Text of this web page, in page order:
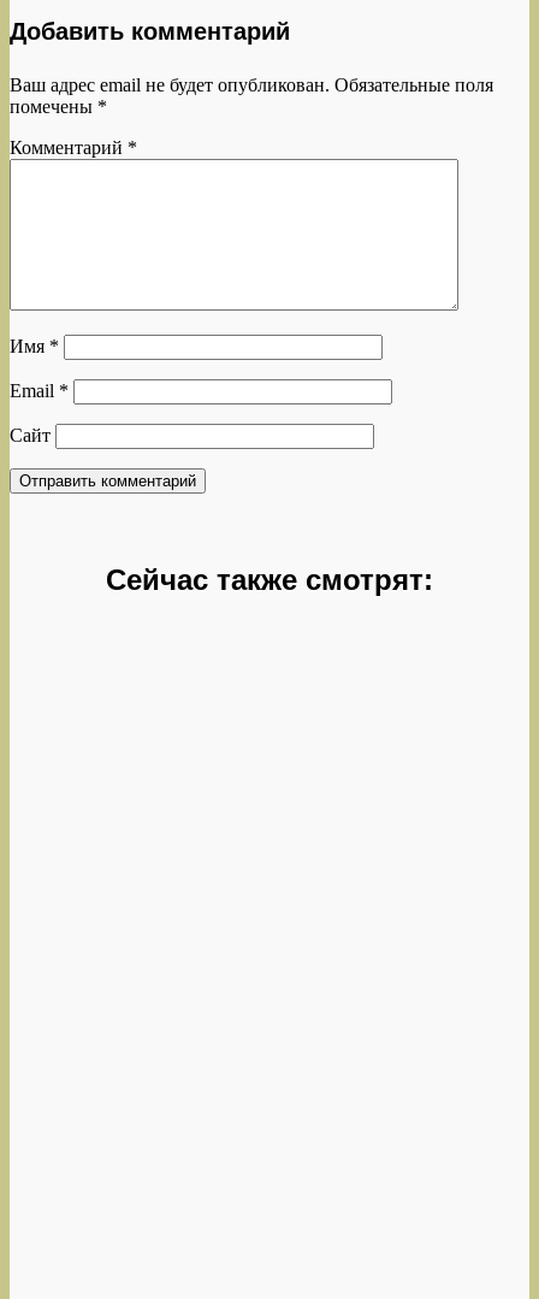
Добавить комментарий
Ваш адрес email не будет опубликован. Обязательные поля
помечены *
Комментарий *
Имя *
Email *
Сайт
Сейчас также смотрят: